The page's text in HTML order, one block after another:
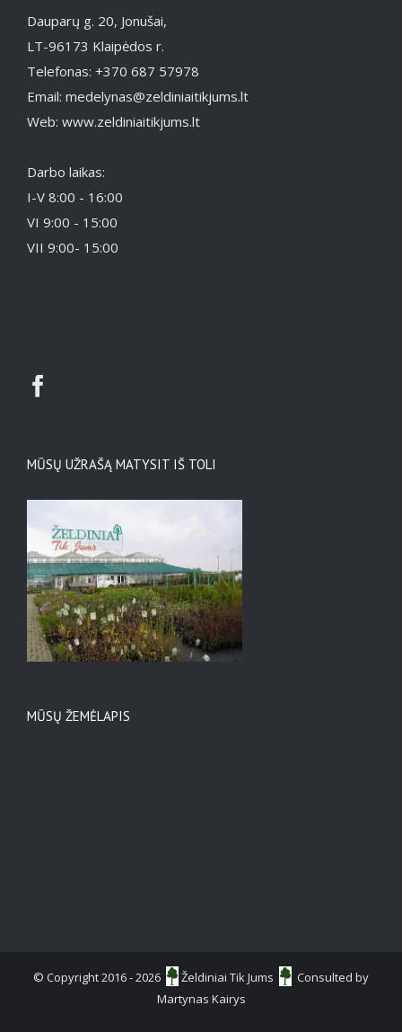
Dauparų g. 20, Jonušai,
LT-96173 Klaipėdos r.
Telefonas: +370 687 57978
Email: medelynas@zeldiniaitikjums.lt
Web: www.zeldiniaitikjums.lt
Darbo laikas:
I-V 8:00 - 16:00
VI 9:00 - 15:00
VII 9:00- 15:00
MŪSŲ UŽRAŠĄ MATYSIT IŠ TOLI
MŪSŲ ŽEMĖLAPIS
© Copyright 2016 -2026 Želdiniai Tik Jums
Consulted by
Martynas Kairys